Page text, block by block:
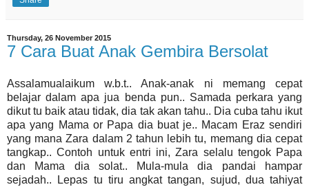
Thursday, 26 November 2015
7 Cara Buat Anak Gembira Bersolat
Assalamualaikum w.b.t.. Anak-anak ni memang cepat
belajar dalam apa jua benda pun.. Samada perkara yang
dikut tu baik atau tidak, dia tak akan tahu.. Dia cuba tahu ikut
apa yang Mama or Papa dia buat je.. Macam Eraz sendiri
yang mana Zara dalam 2 tahun lebih tu, memang dia cepat
tangkap.. Contoh untuk entri ini, Zara selalu tengok Papa
dan Mama dia solat.. Mula-mula dia pandai hampar
sejadah.. Lepas tu tiru angkat tangan, sujud, dua tahiyat